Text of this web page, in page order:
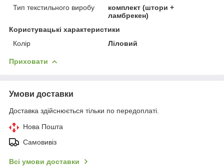
Тип текстильного виробу
комплект (штори +
ламбрекен)
Користувацькi характеристики
Колір
Ліловий
Приховати
Умови доставки
Доставка здійснюється тільки по передоплаті.
Нова Пошта
Самовивіз
Всі умови доставки